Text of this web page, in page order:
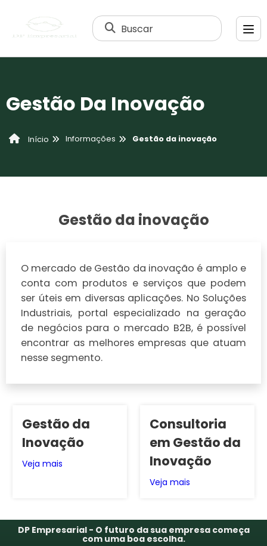
Buscar
Gestão Da Inovação
Início Informações Gestão da inovação
Gestão da inovação
O mercado de Gestão da inovação é amplo e
conta com produtos e serviços que podem
ser úteis em diversas aplicações. No Soluções
Industriais, portal especializado na geração
de negócios para o mercado B2B, é possível
encontrar as melhores empresas que atuam
nesse segmento.
Gestão da
Inovação
Veja mais
Consultoria
em Gestão da
Inovação
Veja mais
DP Empresarial - O futuro da sua empresa começa
com uma boa escolha.